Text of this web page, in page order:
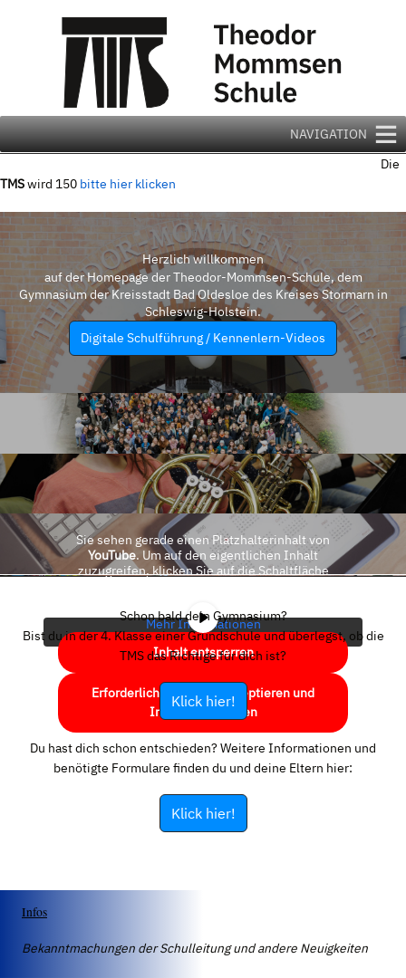
NAVIGATION
Die
TMSwird 150 bitte hier klicken
Herzlich willkommen
auf der Homepage der Theodor-Mommsen-Schule, dem
Gymnasium der Kreisstadt Bad Oldesloe des Kreises Stormarn in
Schleswig-Holstein.
Digitale Schulführung / Kennenlern-Videos
Sie sehen gerade einen Platzhalterinhalt von
YouTube. Um auf den eigentlichen Inhalt
zuzugreifen, klicken Sie auf die Schaltfläche
Mehr Informationen
Inhalt entsperren
Erforderlichen Service akzeptieren und
Inhalte entsperren
Schon bald dein Gymnasium?
Bist du in der 4. Klasse einer Grundschule und überlegst, ob die
TMS das Richtige für dich ist?
Klick hier!
Du hast dich schon entschieden? Weitere Informationen und
benötigte Formulare finden du und deine Eltern hier:
Klick hier!
Infos
Bekanntmachungen der Schulleitung und andere Neuigkeiten